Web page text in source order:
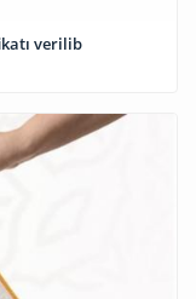
verilib